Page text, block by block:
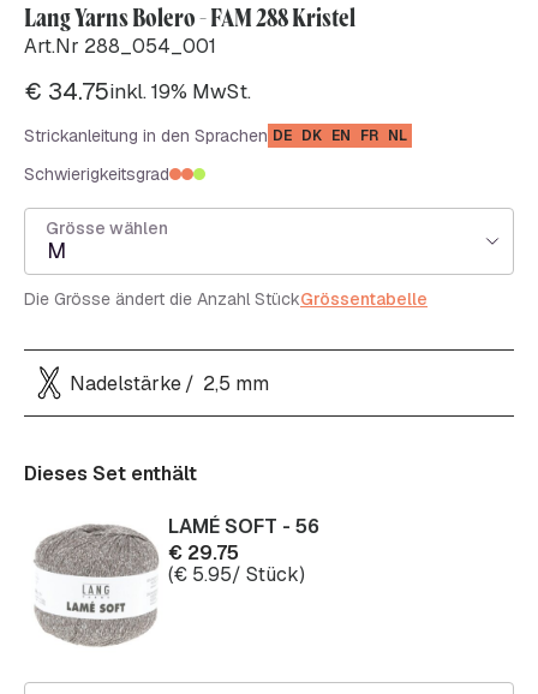
Lang Yarns Bolero - FAM 288 Kristel
Art.Nr 288_054_001
€ 34.75inkl. 19% MwSt.
Strickanleitung in den Sprachen DE DK EN FR NL
Schwierigkeitsgrad
Grösse wählen
M
Die Grösse ändert die Anzahl StückGrössentabelle
Nadelstärke 2,5 mm
Dieses Set enthält
LAMÉ SOFT - 56
€ 29.75
(€ 5.95/ Stück)